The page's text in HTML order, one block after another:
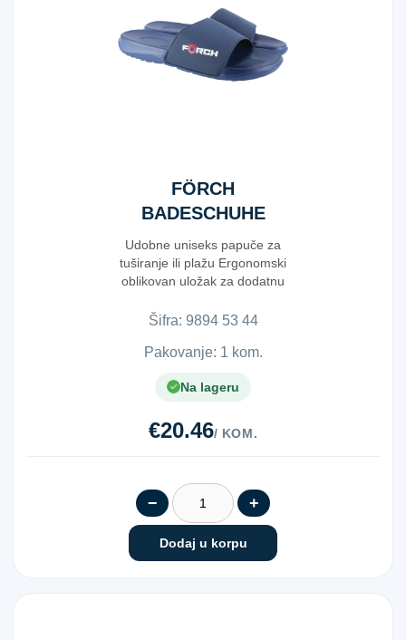
FÖRCH
BADESCHUHE
UNISEX GR.44
Udobne uniseks papuče za
tuširanje ili plažu Ergonomski
oblikovan uložak za dodatnu
Šifra: 9​8​9​4​ ​5​3​ ​4​4​
Pakovanje: 1 kom.
Na lageru
€20.46/ KOM.
− +
Dodaj u korpu